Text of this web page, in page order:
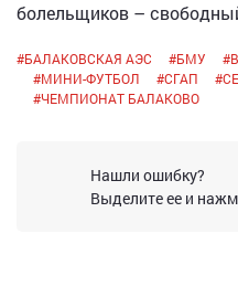
болельщиков –
#БАЛАКОВСКАЯ АЭС #БМУ #
#МИНИ-ФУТБОЛ #СГАП #
#ЧЕМПИОНАТ БАЛАКОВО
Нашли ошибку?
Выделите ее и